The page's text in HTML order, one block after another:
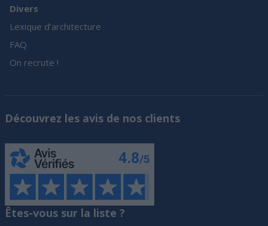
Divers
Lexique d’architecture
FAQ
On recrute !
Découvrez les avis de nos clients
Êtes-vous sur la liste ?